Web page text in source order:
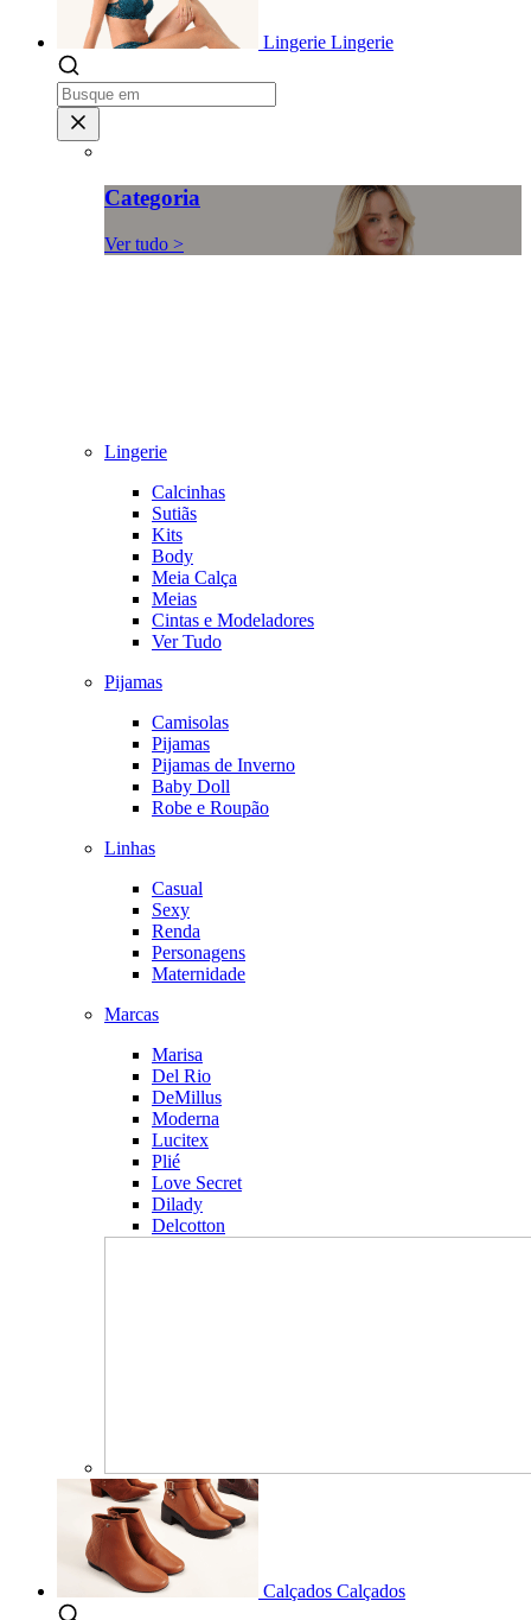
Lingerie Lingerie
Categoria
Ver tudo >
Lingerie
Calcinhas
Sutiãs
Kits
Body
Meia Calça
Meias
Cintas e Modeladores
Ver Tudo
Pijamas
Camisolas
Pijamas
Pijamas de Inverno
Baby Doll
Robe e Roupão
Linhas
Casual
Sexy
Renda
Personagens
Maternidade
Marcas
Marisa
Del Rio
DeMillus
Moderna
Lucitex
Plié
Love Secret
Dilady
Delcotton
Calçados Calçados